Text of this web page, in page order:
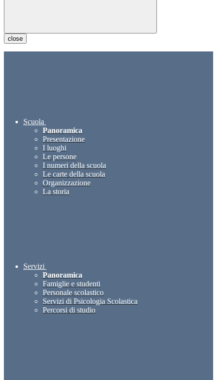
close
Scuola
Panoramica
Presentazione
I luoghi
Le persone
I numeri della scuola
Le carte della scuola
Organizzazione
La storia
Servizi
Panoramica
Famiglie e studenti
Personale scolastico
Servizi di Psicologia Scolastica
Percorsi di studio